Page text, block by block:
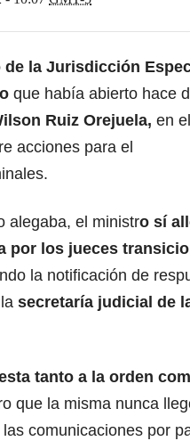
la Jurisdicción
que había abierto hace
Ruiz Orejuela, en
acciones para el
alegaba, el ministro sí
por los jueces
la notificación de
secretaría judicial de
tanto a la orden
que la misma nunca
comunicaciones por